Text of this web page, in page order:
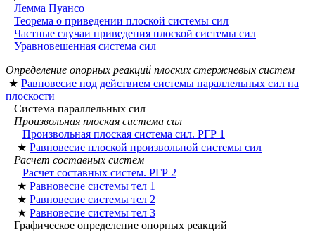
Лемма Пуансо
Теорема о приведении плоской системы сил
Частные случаи приведения плоской системы сил
Уравновешенная система сил
Определение опорных реакций плоских стержневых систем
★ Равновесие под действием системы параллельных сил на
плоскости
Система параллельных сил
Произвольная плоская система сил
Произвольная плоская система сил. РГР 1
★ Равновесие плоской произвольной системы сил
Расчет составных систем
Расчет составных систем. РГР 2
★ Равновесие системы тел 1
★ Равновесие системы тел 2
★ Равновесие системы тел 3
Графическое определение опорных реакций